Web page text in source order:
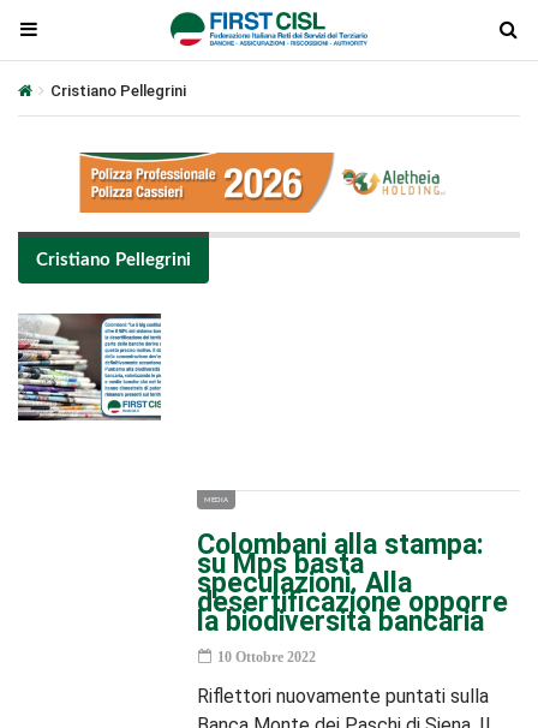
Cristiano Pellegrini
Cristiano Pellegrini
MEDIA
Colombani alla stampa:
su Mps basta
speculazioni. Alla
desertificazione opporre
la biodiversità bancaria
10 Ottobre 2022
Riflettori nuovamente puntati sulla